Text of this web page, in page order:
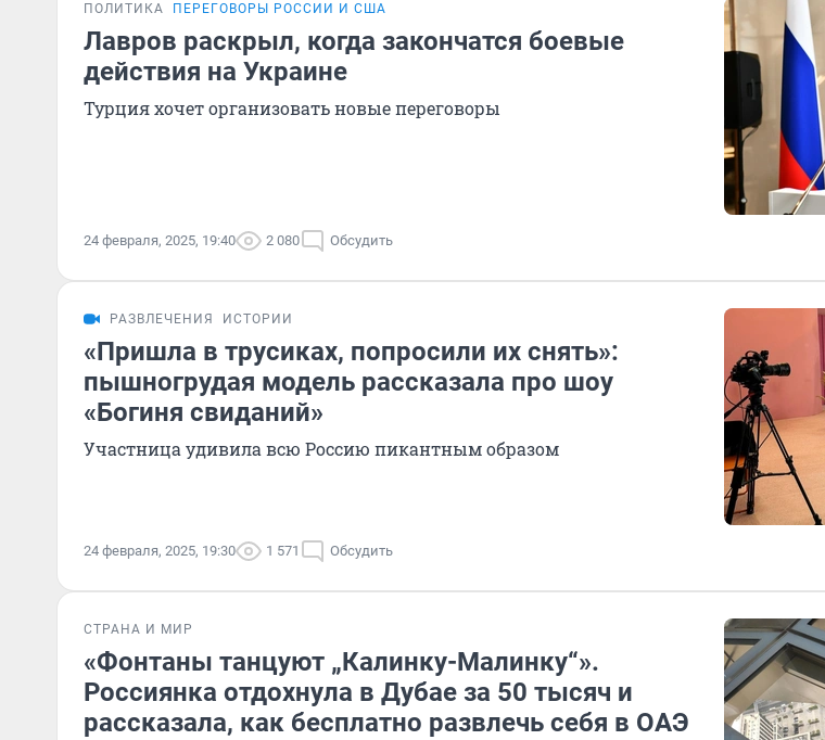
ПОЛИТИКА ПЕРЕГОВОРЫ РОССИИ И США
Лавров раскрыл, когда закончатся боевые
действия на Украине
Турция хочет организовать новые переговоры
24 февраля, 2025, 19:40 2 080 Обсудить
РАЗВЛЕЧЕНИЯ ИСТОРИИ
«Пришла в трусиках, попросили их снять»:
пышногрудая модель рассказала про шоу
«Богиня свиданий»
Участница удивила всю Россию пикантным образом
24 февраля, 2025, 19:30 1 571 Обсудить
СТРАНА И МИР
«Фонтаны танцуют „Калинку-Малинку“».
Россиянка отдохнула в Дубае за 50 тысяч и
рассказала, как бесплатно развлечь себя в ОАЭ